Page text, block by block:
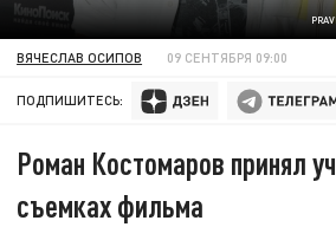
ВЯЧЕСЛАВ ОСИПОВ 09 СЕНТЯБРЯ 09:00
ПОДПИШИТЕСЬ:
Роман Костомаров принял
съемках фильма